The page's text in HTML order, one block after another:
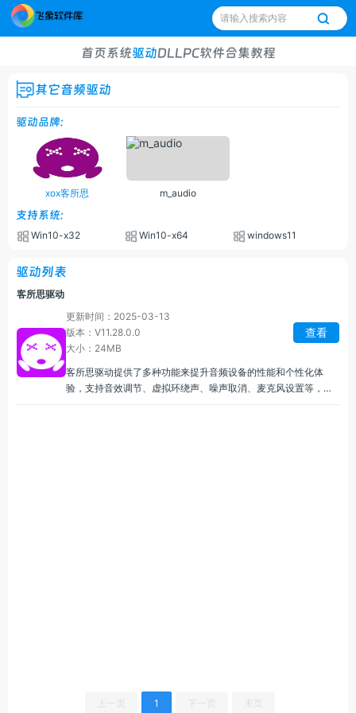
首页系统驱动DLLPC软件合集教程
其它音频驱动
驱动品牌:
xox客所思 m_audio
支持系统:
Win10-x32 Win10-x64 windows11
驱动列表
客所思驱动
更新时间：2025-03-13
版本：V11.28.0.0
大小：24MB
查看
客所思驱动提供了多种功能来提升音频设备的性能和个性化体
验，支持音效调节、虚拟环绕声、噪声取消、麦克风设置等，
1 下一页